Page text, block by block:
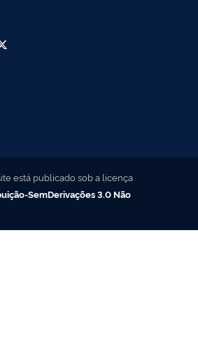
está publicado sob a licença
SemDerivações 3.0 Não